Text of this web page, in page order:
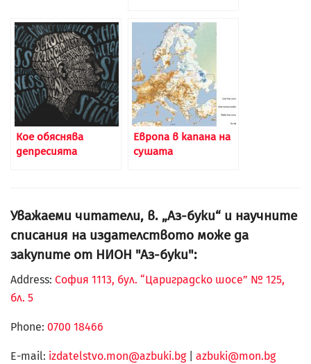
Кое обяснява
депресията
Европа в капана на
сушата
Уважаеми читатели, в. „Аз-буки“ и научните
списания на издателството може да
закупите от НИОН "Аз-буки":
Address: София 1113, бул. “Цариградско шосе” № 125,
бл. 5
Phone: 0700 18466
Е-mail: izdatelstvo.mon@azbuki.bg| azbuki@mon.bg